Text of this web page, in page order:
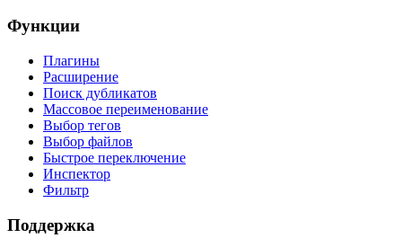
Функции
Плагины
Расширение
Поиск дубликатов
Массовое переименование
Выбор тегов
Выбор файлов
Быстрое переключение
Инспектор
Фильтр
Поддержка